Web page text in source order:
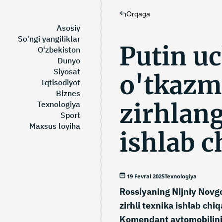
Asosiy
So'ngi yangiliklar
O'zbekiston
Dunyo
Siyosat
Iqtisodiyot
Biznes
Texnologiya
Sport
Maxsus loyiha
Orqaga
Putin
ishlab
19 Fevral 2025Texnologiya
Rossiyaning Nijniy
zirhli texnika ishlab
Komendant